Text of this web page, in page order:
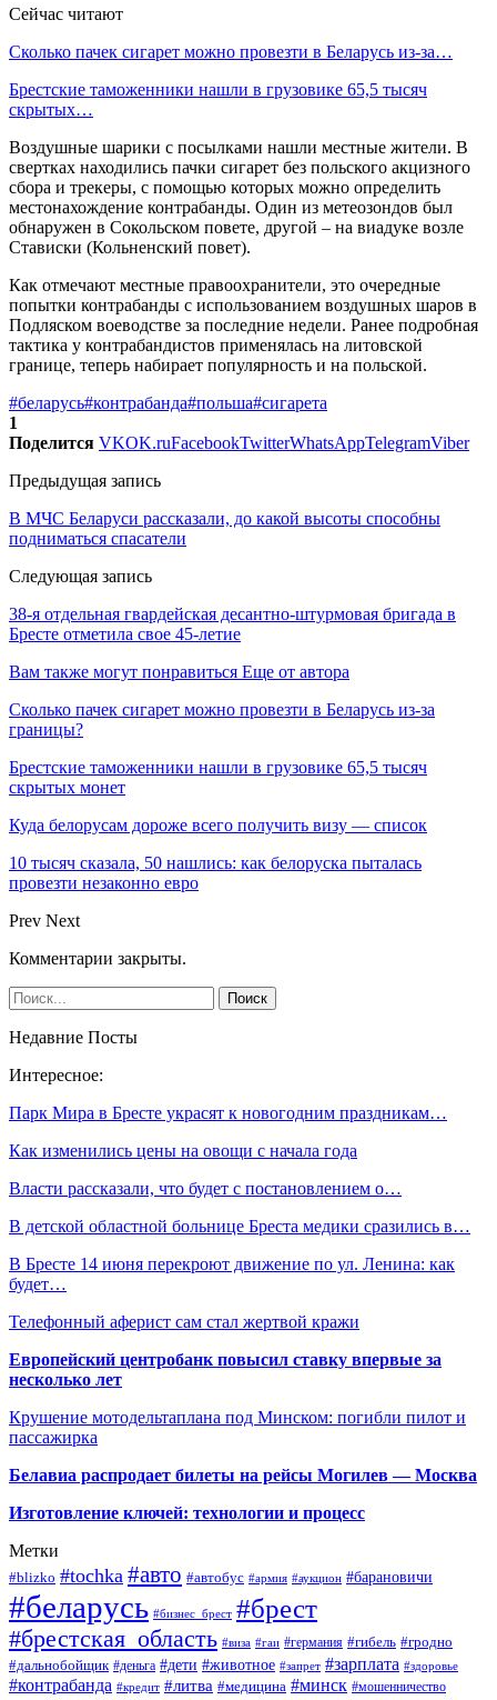
Сейчас читают
Сколько пачек сигарет можно провезти в Беларусь из-за…
Брестские таможенники нашли в грузовике 65,5 тысяч
скрытых…
Воздушные шарики с посылками нашли местные жители. В
свертках находились пачки сигарет без польского акцизного
сбора и трекеры, с помощью которых можно определить
местонахождение контрабанды. Один из метеозондов был
обнаружен в Сокольском повете, другой – на виадуке возле
Стависки (Кольненский повет).
Как отмечают местные правоохранители, это очередные
попытки контрабанды с использованием воздушных шаров в
Подляском воеводстве за последние недели. Ранее подробная
тактика у контрабандистов применялась на литовской
границе, теперь набирает популярность и на польской.
#беларусь#контрабанда#польша#сигарета
1
Поделится VKOK.ruFacebookTwitterWhatsAppTelegramViber
Предыдущая запись
В МЧС Беларуси рассказали, до какой высоты способны
подниматься спасатели
Следующая запись
38-я отдельная гвардейская десантно-штурмовая бригада в
Бресте отметила свое 45-летие
Вам также могут понравиться Еще от автора
Сколько пачек сигарет можно провезти в Беларусь из-за
границы?
Брестские таможенники нашли в грузовике 65,5 тысяч
скрытых монет
Куда белорусам дороже всего получить визу — список
10 тысяч сказала, 50 нашлись: как белоруска пыталась
провезти незаконно евро
Prev Next
Комментарии закрыты.
Недавние Посты
Интересное:
Парк Мира в Бресте украсят к новогодним праздникам…
Как изменились цены на овощи с начала года
Власти рассказали, что будет с постановлением о…
В детской областной больнице Бреста медики сразились в…
В Бресте 14 июня перекроют движение по ул. Ленина: как
будет…
Телефонный аферист сам стал жертвой кражи
Европейский центробанк повысил ставку впервые за
несколько лет
Крушение мотодельтаплана под Минском: погибли пилот и
пассажирка
Белавиа распродает билеты на рейсы Могилев — Москва
Изготовление ключей: технологии и процесс
Метки
#blizko #tochka #авто #автобус #армия #аукцион #барановичи
#беларусь #бизнес_брест #брест
#брестская_область #виза #гаи #германия #гибель #гродно
#дальнобойщик #деньга #дети #животное #запрет #зарплата #здоровье
#контрабанда #кредит #литва #медицина #минск #мошенничество